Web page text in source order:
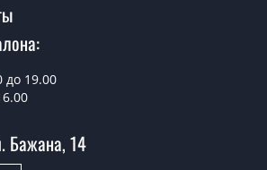
в наличии готовые двери
входные?
ассортимент готовых входных
самых дешевых
до 19.00
Бажана, 14